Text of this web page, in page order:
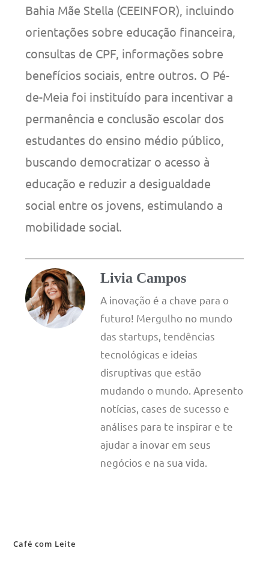
Bahia Mãe Stella (CEEINFOR), incluindo
orientações sobre educação financeira,
consultas de CPF, informações sobre
benefícios sociais, entre outros. O Pé-
de-Meia foi instituído para incentivar a
permanência e conclusão escolar dos
estudantes do ensino médio público,
buscando democratizar o acesso à
educação e reduzir a desigualdade
social entre os jovens, estimulando a
mobilidade social.
Livia Campos
A inovação é a chave para o
futuro! Mergulho no mundo
das startups, tendências
tecnológicas e ideias
disruptivas que estão
mudando o mundo. Apresento
notícias, cases de sucesso e
análises para te inspirar e te
ajudar a inovar em seus
negócios e na sua vida.
Café com Leite